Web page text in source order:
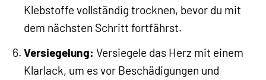
Klebstoffe vollständig trocknen, bevor du mit
dem nächsten Schritt fortfährst.
Versiegelung: Versiegele das Herz mit einem
Klarlack, um es vor Beschädigungen und